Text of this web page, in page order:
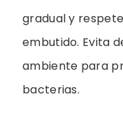
gradual y
embutido. Evita
ambiente para
bacterias.